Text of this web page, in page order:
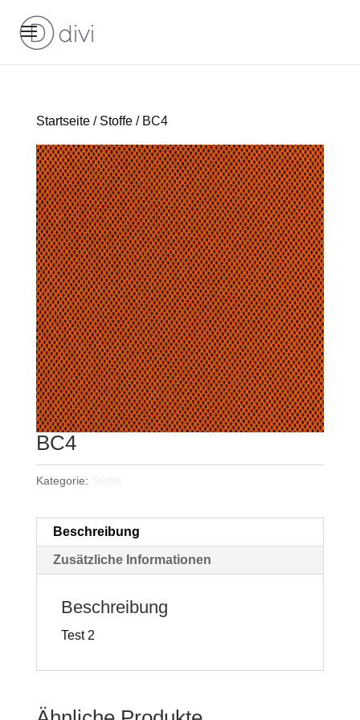
Startseite/ Stoffe/ BC4
BC4
Kategorie:
Beschreibung
Zusätzliche Informationen
Beschreibung
Test 2